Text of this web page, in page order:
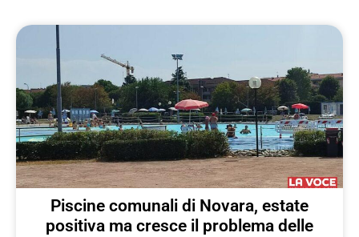
Piscine comunali di Novara, estate
positiva ma cresce il problema delle